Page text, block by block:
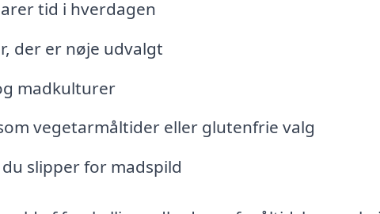
tid i hverdagen
der er nøje udvalgt
madkulturer
vegetarmåltider eller glutenfrie valg
slipper for madspild